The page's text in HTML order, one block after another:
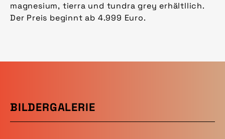
magnesium, tierra und tundra grey erhältllich.
Der Preis beginnt ab 4.999 Euro.
BILDERGALERIE